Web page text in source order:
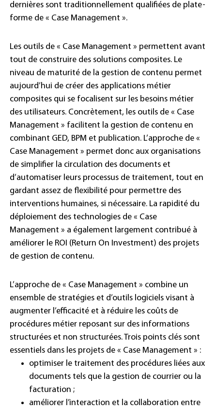
dernières sont traditionnellement qualifiées de plate-
forme de « Case Management ».
Les outils de « Case Management » permettent avant
tout de construire des solutions composites. Le
niveau de maturité de la gestion de contenu permet
aujourd’hui de créer des applications métier
composites qui se focalisent sur les besoins métier
des utilisateurs. Concrètement, les outils de « Case
Management » facilitent la gestion de contenu en
combinant GED, BPM et publication. L’approche de «
Case Management » permet donc aux organisations
de simplifier la circulation des documents et
d’automatiser leurs processus de traitement, tout en
gardant assez de flexibilité pour permettre des
interventions humaines, si nécessaire. La rapidité du
déploiement des technologies de « Case
Management » a également largement contribué à
améliorer le ROI (Return On Investment) des projets
de gestion de contenu.
L’approche de « Case Management » combine un
ensemble de stratégies et d’outils logiciels visant à
augmenter l’efficacité et à réduire les coûts de
procédures métier reposant sur des informations
structurées et non structurées. Trois points clés sont
essentiels dans les projets de « Case Management » :
optimiser le traitement des procédures liées aux
documents tels que la gestion de courrier ou la
facturation ;
améliorer l’interaction et la collaboration entre